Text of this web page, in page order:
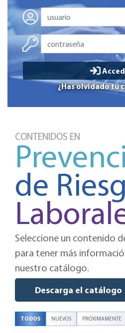
CONTENIDOS EN
de
Seleccione un contenido
para tener más
nuestro catálogo.
Descarga el catálogo
TODOS NUEVOS PRÓXIMAMENTE
¿Has olvidado tu